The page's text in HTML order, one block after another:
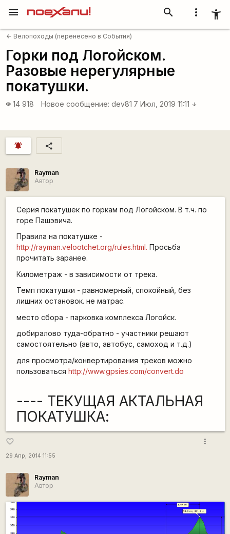
more_vert accessibility_new
search
menu
arrow_back Велопоходы (перенесено в События)
Горки под Логойском.
Разовые нерегулярные
покатушки.
visibility 14 918 Новое сообщение: dev81 7 Июл, 2019 11:11 arrow_downward
notifications_active share
Rаyman
Автор
Серия покатушек по горкам под Логойском. В т.ч. по
горе Пашэвича.
Правила на покатушке -
http://rayman.velootchet.org/rules.html. Просьба
прочитать заранее.
Километраж - в зависимости от трека.
Темп покатушки - равномерный, спокойный, без
лишних остановок. не матрас.
место сбора - парковка комплекса Логойск.
добиралово туда-обратно - участники решают
самостоятельно (авто, автобус, самоход и т.д.)
для просмотра/конвертирования треков можно
пользоваться http://www.gpsies.com/convert.do
---- ТЕКУЩАЯ АКТАЛЬНАЯ
ПОКАТУШКА:
favorite_border
29 Апр, 2014 11:55
more_vert
Rаyman
Автор